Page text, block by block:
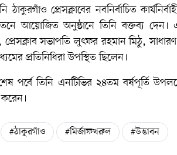
ঠাকুরগাঁও প্রেসক্লাবের নবনির্বাচিত
আয়োজিত অনুষ্ঠানে তিনি বক্তব্য
সভাপতি লুৎফর রহমান মিঠু,
প্রতিনিধিরা উপস্থিত ছিলেন।
পর্বে তিনি এনটিভির ২৪তম বর্ষপূর্তি
#ঠাকুরগাঁও #মির্জাফখরুল #উদ্ভাবন